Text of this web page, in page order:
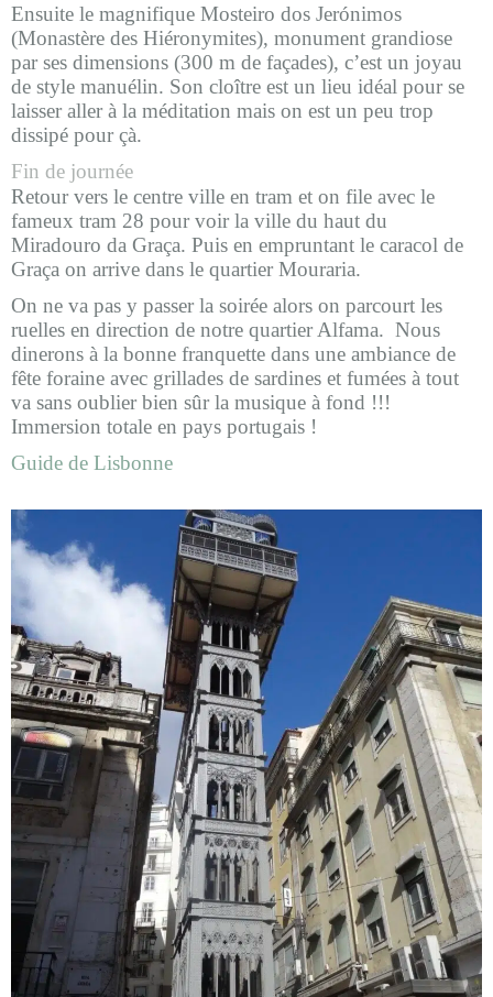
Ensuite le magnifique Mosteiro dos Jerónimos
(Monastère des Hiéronymites), monument grandiose
par ses dimensions (300 m de façades), c’est un joyau
de style manuélin. Son cloître est un lieu idéal pour se
laisser aller à la méditation mais on est un peu trop
dissipé pour çà.
Fin de journée
Retour vers le centre ville en tram et on file avec le
fameux tram 28 pour voir la ville du haut du
Miradouro da Graça. Puis en empruntant le caracol de
Graça on arrive dans le quartier Mouraria.
On ne va pas y passer la soirée alors on parcourt les
ruelles en direction de notre quartier Alfama. Nous
dinerons à la bonne franquette dans une ambiance de
fête foraine avec grillades de sardines et fumées à tout
va sans oublier bien sûr la musique à fond !!!
Immersion totale en pays portugais !
Guide de Lisbonne